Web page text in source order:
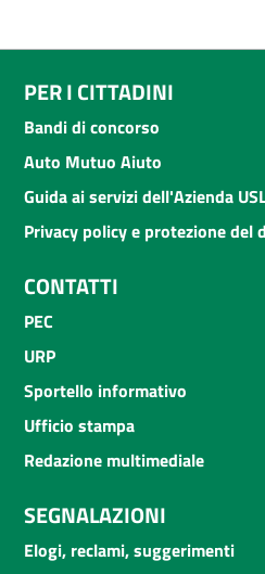
PER I CITTADINI
Bandi di concorso
Auto Mutuo Aiuto
Guida ai servizi dell'Azienda
Privacy policy e protezione del
CONTATTI
PEC
URP
Sportello informativo
Ufficio stampa
Redazione multimediale
SEGNALAZIONI
Elogi, reclami, suggerimenti